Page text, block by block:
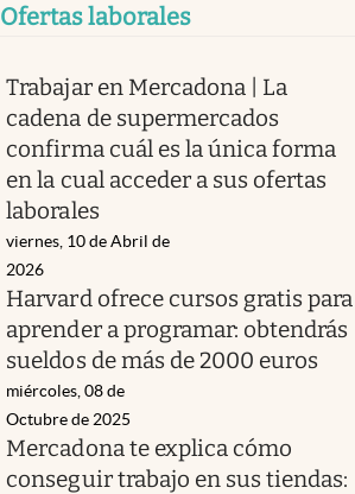
Ofertas laborales
Trabajar en Mercadona | La
cadena de supermercados
confirma cuál es la única forma
en la cual acceder a sus ofertas
laborales
viernes, 10 de Abril de
2026
Harvard ofrece cursos gratis para
aprender a programar: obtendrás
sueldos de más de 2000 euros
miércoles, 08 de
Octubre de 2025
Mercadona te explica cómo
conseguir trabajo en sus tiendas: